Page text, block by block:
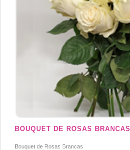
BOUQUET DE ROSAS BRANCAS
Bouquet de Rosas Brancas